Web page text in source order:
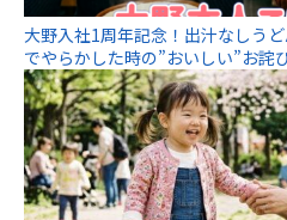
大野入社1周年記念！出汁なしう
でやらかした時の”おいしい”お詫